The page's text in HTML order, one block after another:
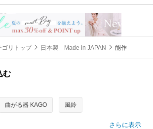
ゴリトップ 日本製 Made in JAPAN 能作
む
曲がる器 KAGO 風鈴
さらに表示